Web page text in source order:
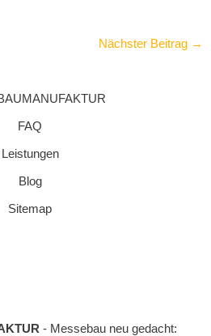
Nächster Beitrag →
FAQ
Leistungen
Blog
Sitemap
- Messebau neu gedacht: